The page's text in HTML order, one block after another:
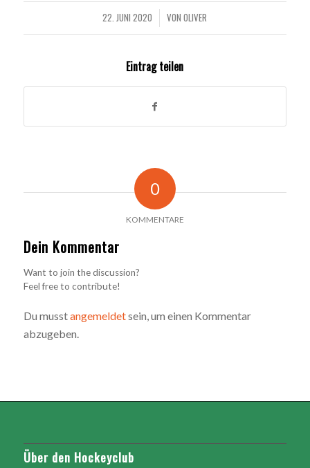
22. JUNI 2020
/ VONOLIVER
Eintrag teilen
0
KOMMENTARE
Dein Kommentar
Want to join the discussion?
Feel free to contribute!
Du musstangemeldetsein, um einen Kommentar
abzugeben.
Über den Hockeyclub